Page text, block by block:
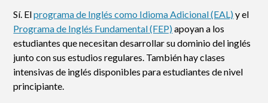
Sí. Elprograma de Inglés como Idioma Adicional (EAL)y el
Programa de Inglés Fundamental (FEP)apoyan a los
estudiantes que necesitan desarrollar su dominio del inglés
junto con sus estudios regulares. También hay clases
intensivas de inglés disponibles para estudiantes de nivel
principiante.